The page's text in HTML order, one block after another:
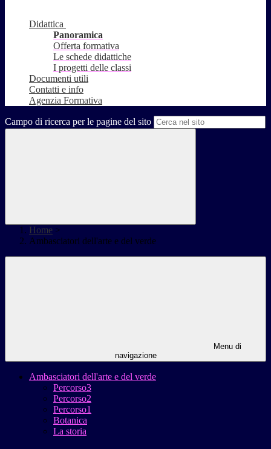
Didattica
Panoramica
Offerta formativa
Le schede didattiche
I progetti delle classi
Documenti utili
Contatti e info
Agenzia Formativa
Campo di ricerca per le pagine del sito
Home >
Ambasciatori dell'arte e del verde
Menu di
navigazione
Ambasciatori dell'arte e del verde
Percorso3
Percorso2
Percorso1
Botanica
La storia